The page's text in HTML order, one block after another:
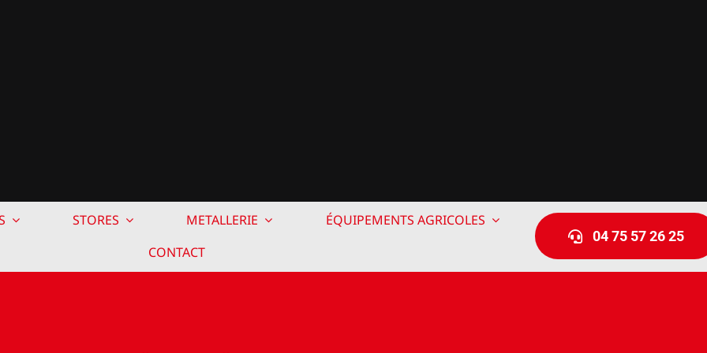
STORES METALLERIE
ÉQUIPEMENTS AGRICOLES
CONTACT
04 75 57 26 25